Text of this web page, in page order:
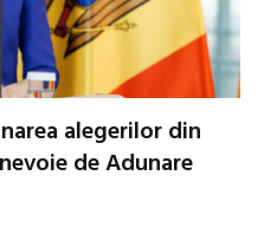
alegerilor din
de Adunare